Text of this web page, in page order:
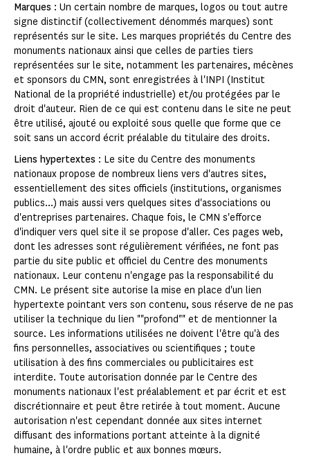
Marques : Un certain nombre de marques, logos ou tout autre
signe distinctif (collectivement dénommés marques) sont
représentés sur le site. Les marques propriétés du Centre des
monuments nationaux ainsi que celles de parties tiers
représentées sur le site, notamment les partenaires, mécènes
et sponsors du CMN, sont enregistrées à l'INPI (Institut
National de la propriété industrielle) et/ou protégées par le
droit d'auteur. Rien de ce qui est contenu dans le site ne peut
être utilisé, ajouté ou exploité sous quelle que forme que ce
soit sans un accord écrit préalable du titulaire des droits.
Liens hypertextes : Le site du Centre des monuments
nationaux propose de nombreux liens vers d'autres sites,
essentiellement des sites officiels (institutions, organismes
publics...) mais aussi vers quelques sites d'associations ou
d'entreprises partenaires. Chaque fois, le CMN s'efforce
d'indiquer vers quel site il se propose d'aller. Ces pages web,
dont les adresses sont régulièrement vérifiées, ne font pas
partie du site public et officiel du Centre des monuments
nationaux. Leur contenu n'engage pas la responsabilité du
CMN. Le présent site autorise la mise en place d'un lien
hypertexte pointant vers son contenu, sous réserve de ne pas
utiliser la technique du lien ""profond"" et de mentionner la
source. Les informations utilisées ne doivent l'être qu'à des
fins personnelles, associatives ou scientifiques ; toute
utilisation à des fins commerciales ou publicitaires est
interdite. Toute autorisation donnée par le Centre des
monuments nationaux l'est préalablement et par écrit et est
discrétionnaire et peut être retirée à tout moment. Aucune
autorisation n'est cependant donnée aux sites internet
diffusant des informations portant atteinte à la dignité
humaine, à l'ordre public et aux bonnes mœurs.